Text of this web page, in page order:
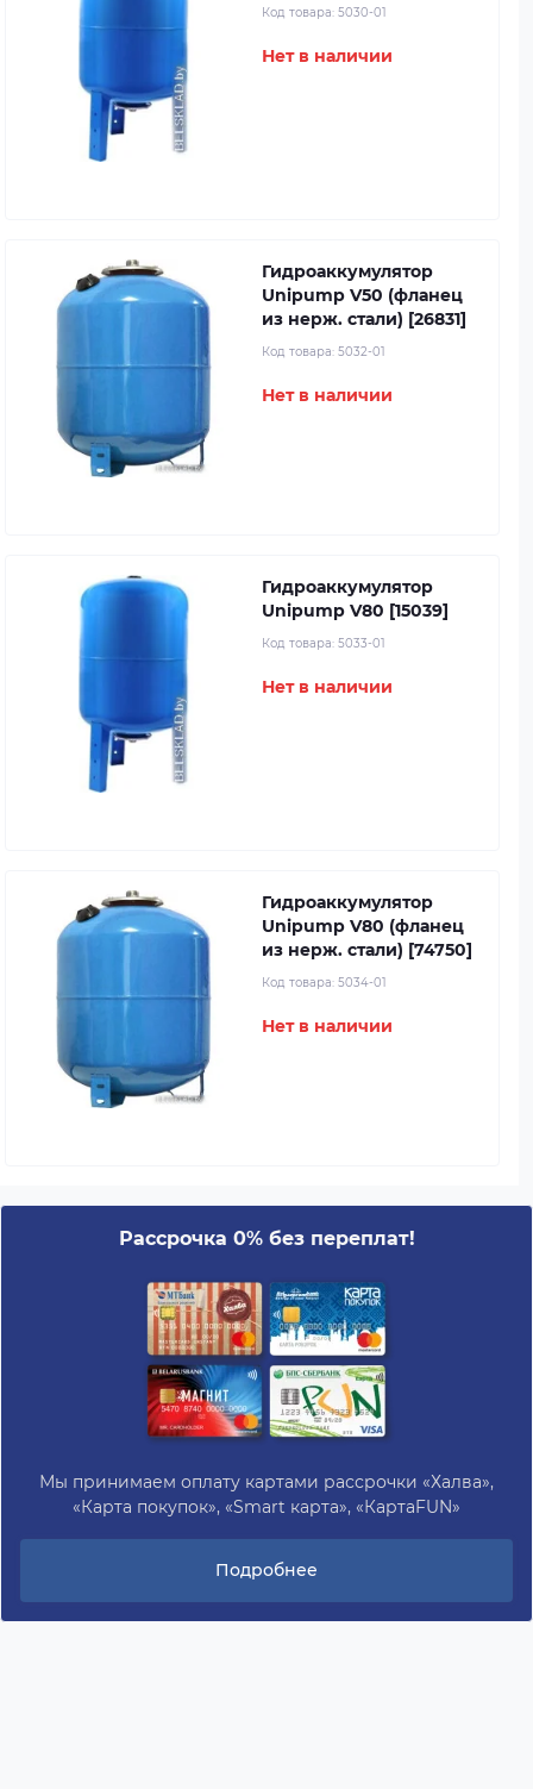
Код товара: 5030-01
Нет в наличии
Гидроаккумулятор
Unipump V50 (фланец
из нерж. стали) [26831]
Код товара: 5032-01
Нет в наличии
Гидроаккумулятор
Unipump V80 [15039]
Код товара: 5033-01
Нет в наличии
Гидроаккумулятор
Unipump V80 (фланец
из нерж. стали) [74750]
Код товара: 5034-01
Нет в наличии
Рассрочка 0% без переплат!
Мы принимаем оплату картами рассрочки «Халва»,
«Карта покупок», «Smart карта», «КартаFUN»
Подробнее